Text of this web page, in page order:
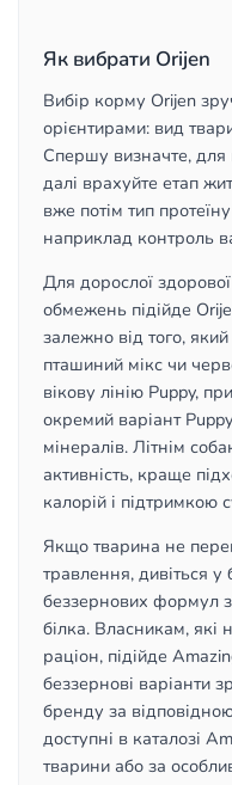
Як вибрати Orijen
Вибір корму Orijen
орієнтирами: вид
Спершу визначте, для
далі врахуйте етап
вже потім тип
наприклад контроль
Для дорослої
обмежень підійде
залежно від того,
пташиний мікс чи
вікову лінію Puppy,
окремий варіант
мінералів. Літнім
активність, краще
калорій і підтримкою
Якщо тварина не
травлення, дивіться у
беззернових формул
білка. Власникам, які
раціон, підійде
беззернові варіанти
бренду за
доступні в каталозі
тварини або за